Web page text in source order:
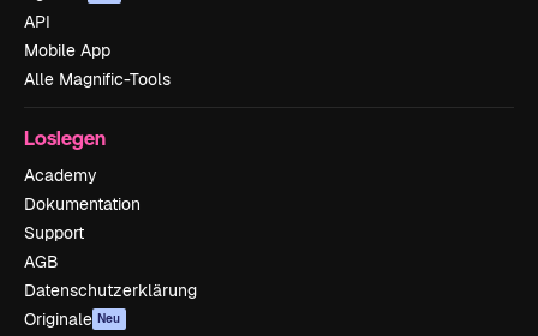
API
Mobile App
Alle Magnific-Tools
Loslegen
Academy
Dokumentation
Support
AGB
Datenschutzerklärung
Originale Neu